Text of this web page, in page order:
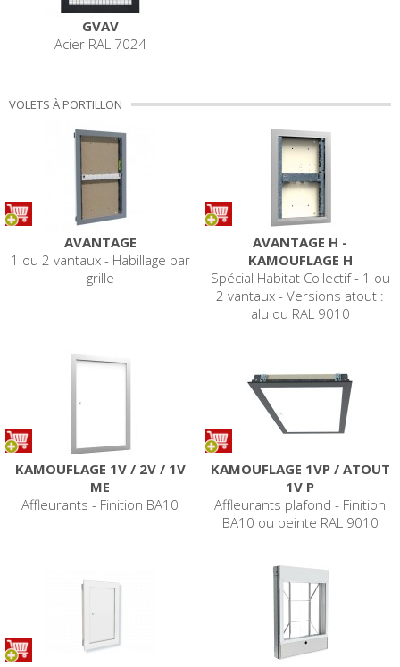
GVAV
Acier RAL 7024
VOLETS À PORTILLON
AVANTAGE
1 ou 2 vantaux - Habillage par
grille
AVANTAGE H -
KAMOUFLAGE H
Spécial Habitat Collectif - 1 ou
2 vantaux - Versions atout :
alu ou RAL 9010
KAMOUFLAGE 1V / 2V / 1V
ME
Affleurants - Finition BA10
KAMOUFLAGE 1VP / ATOUT
1V P
Affleurants plafond - Finition
BA10 ou peinte RAL 9010